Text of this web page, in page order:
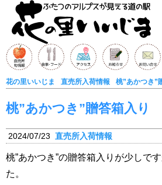
花の里いいじま 直売所入荷情報 桃”あかつき”
桃”あかつき”贈答箱入り
2024/07/23 直売所入荷情報
桃”あかつき”の贈答箱入りが少しで
た。